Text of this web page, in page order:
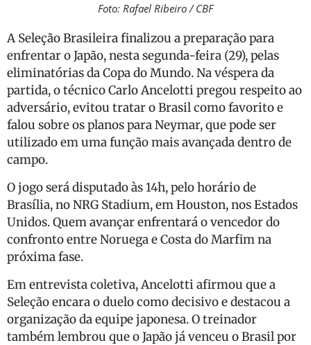
Foto: Rafael Ribeiro / CBF
A Seleção Brasileira finalizou a preparação para
enfrentar o Japão, nesta segunda-feira (29), pelas
eliminatórias da Copa do Mundo. Na véspera da
partida, o técnico Carlo Ancelotti pregou respeito ao
adversário, evitou tratar o Brasil como favorito e
falou sobre os planos para Neymar, que pode ser
utilizado em uma função mais avançada dentro de
campo.
O jogo será disputado às 14h, pelo horário de
Brasília, no NRG Stadium, em Houston, nos Estados
Unidos. Quem avançar enfrentará o vencedor do
confronto entre Noruega e Costa do Marfim na
próxima fase.
Em entrevista coletiva, Ancelotti afirmou que a
Seleção encara o duelo como decisivo e destacou a
organização da equipe japonesa. O treinador
também lembrou que o Japão já venceu o Brasil por